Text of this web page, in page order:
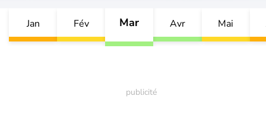
Jan Fév Mar Avr Mai